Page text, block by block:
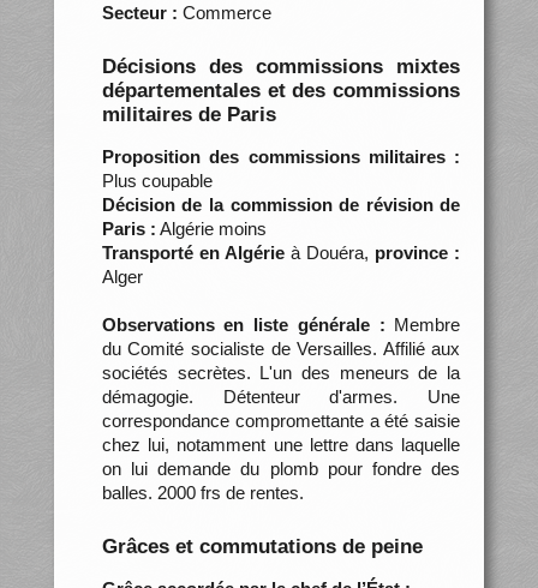
Secteur : Commerce
Décisions des commissions mixtes
départementales et des commissions
militaires de Paris
Proposition des commissions militaires :
Plus coupable
Décision de la commission de révision de
Paris : Algérie moins
Transporté en Algérieà Douéra, province :
Alger
Observations en liste générale : Membre
du Comité socialiste de Versailles. Affilié aux
sociétés secrètes. L'un des meneurs de la
démagogie. Détenteur d'armes. Une
correspondance compromettante a été saisie
chez lui, notamment une lettre dans laquelle
on lui demande du plomb pour fondre des
balles. 2000 frs de rentes.
Grâces et commutations de peine